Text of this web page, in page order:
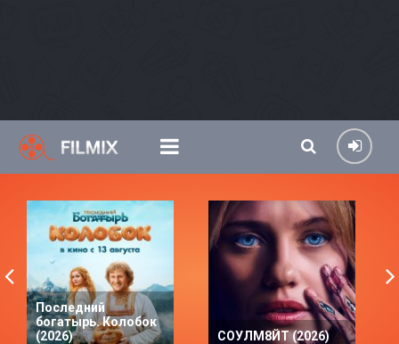
Последний
богатырь. Колобок
(2026)
СОУЛМ8ЙТ (2026)